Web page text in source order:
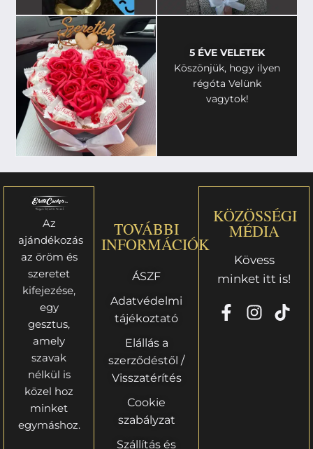
5 ÉVE VELETEK
Köszönjük, hogy ilyen
régóta Velünk
vagytok!
Az
ajándékozás
az öröm és
szeretet
kifejezése,
egy
gesztus,
amely
szavak
nélkül is
közel hoz
minket
egymáshoz.
TOVÁBBI
INFORMÁCIÓK
ÁSZF
Adatvédelmi
tájékoztató
Elállás a
szerződéstől /
Visszatérítés
Cookie
szabályzat
Szállítás és
KÖZÖSSÉGI
MÉDIA
Kövess
minket itt is!